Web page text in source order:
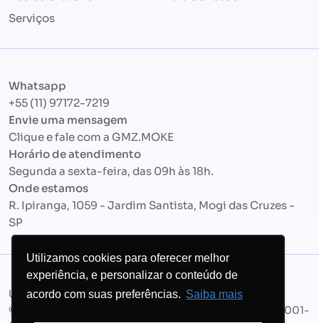
Utilizamos cookies para oferecer melhor
experiência, e personalizar o conteúdo de
acordo com suas preferências. Saiba mais
Serviços
Whatsapp
+55 (11) 97172-7219
Envie uma mensagem
Clique e fale com a GMZ.MOKE
Horário de atendimento
Segunda a sexta-feira, das 09h às 18h.
Onde estamos
R. Ipiranga, 1059 - Jardim Santista, Mogi das Cruzes -
SP
Uma empresa do Grupo GMK
© 2026 - GMZ.MOKE Agência LTDA. CNPJ 22.713.141/0001-